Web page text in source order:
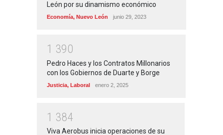
León por su dinamismo económico
Economía, Nuevo León junio 29, 2023
1 390
Pedro Haces y los Contratos Millonarios
con los Gobiernos de Duarte y Borge
Justicia, Laboral enero 2, 2025
1 384
Viva Aerobus inicia operaciones de su